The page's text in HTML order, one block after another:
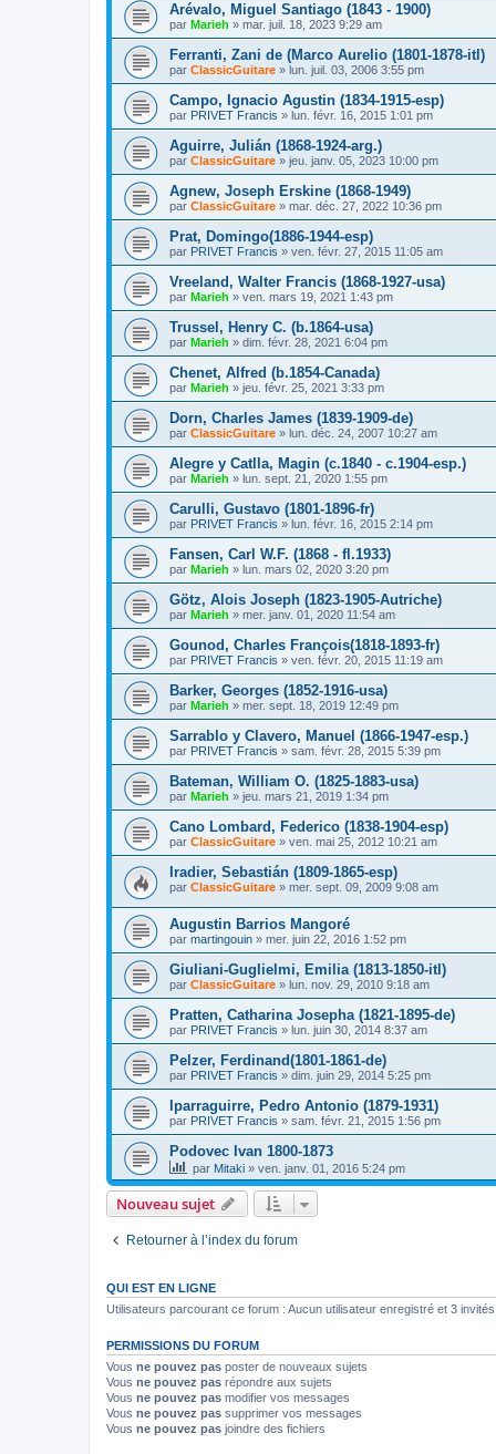
Arévalo, Miguel Santiago (1843 - 1900)
par Marieh » mar. juil. 18, 2023 9:29 am
Ferranti, Zani de (Marco Aurelio (1801-1878-itl)
par ClassicGuitare » lun. juil. 03, 2006 3:55 pm
Campo, Ignacio Agustin (1834-1915-esp)
par PRIVET Francis » lun. févr. 16, 2015 1:01 pm
Aguirre, Julián (1868-1924-arg.)
par ClassicGuitare » jeu. janv. 05, 2023 10:00 pm
Agnew, Joseph Erskine (1868-1949)
par ClassicGuitare » mar. déc. 27, 2022 10:36 pm
Prat, Domingo(1886-1944-esp)
par PRIVET Francis » ven. févr. 27, 2015 11:05 am
Vreeland, Walter Francis (1868-1927-usa)
par Marieh » ven. mars 19, 2021 1:43 pm
Trussel, Henry C. (b.1864-usa)
par Marieh » dim. févr. 28, 2021 6:04 pm
Chenet, Alfred (b.1854-Canada)
par Marieh » jeu. févr. 25, 2021 3:33 pm
Dorn, Charles James (1839-1909-de)
par ClassicGuitare » lun. déc. 24, 2007 10:27 am
Alegre y Catlla, Magin (c.1840 - c.1904-esp.)
par Marieh » lun. sept. 21, 2020 1:55 pm
Carulli, Gustavo (1801-1896-fr)
par PRIVET Francis » lun. févr. 16, 2015 2:14 pm
Fansen, Carl W.F. (1868 - fl.1933)
par Marieh » lun. mars 02, 2020 3:20 pm
Götz, Alois Joseph (1823-1905-Autriche)
par Marieh » mer. janv. 01, 2020 11:54 am
Gounod, Charles François(1818-1893-fr)
par PRIVET Francis » ven. févr. 20, 2015 11:19 am
Barker, Georges (1852-1916-usa)
par Marieh » mer. sept. 18, 2019 12:49 pm
Sarrablo y Clavero, Manuel (1866-1947-esp.)
par PRIVET Francis » sam. févr. 28, 2015 5:39 pm
Bateman, William O. (1825-1883-usa)
par Marieh » jeu. mars 21, 2019 1:34 pm
Cano Lombard, Federico (1838-1904-esp)
par ClassicGuitare » ven. mai 25, 2012 10:21 am
Iradier, Sebastián (1809-1865-esp)
par ClassicGuitare » mer. sept. 09, 2009 9:08 am
Augustin Barrios Mangoré
par martingouin » mer. juin 22, 2016 1:52 pm
Giuliani-Guglielmi, Emilia (1813-1850-itl)
par ClassicGuitare » lun. nov. 29, 2010 9:18 am
Pratten, Catharina Josepha (1821-1895-de)
par PRIVET Francis » lun. juin 30, 2014 8:37 am
Pelzer, Ferdinand(1801-1861-de)
par PRIVET Francis » dim. juin 29, 2014 5:25 pm
Iparraguirre, Pedro Antonio (1879-1931)
par PRIVET Francis » sam. févr. 21, 2015 1:56 pm
Podovec Ivan 1800-1873
par Mitaki » ven. janv. 01, 2016 5:24 pm
Nouveau sujet
Retourner à l’index du forum
QUI EST EN LIGNE
Utilisateurs parcourant ce forum : Aucun utilisateur enregistré et 3 invités
PERMISSIONS DU FORUM
Vous ne pouvez pas poster de nouveaux sujets
Vous ne pouvez pas répondre aux sujets
Vous ne pouvez pas modifier vos messages
Vous ne pouvez pas supprimer vos messages
Vous ne pouvez pas joindre des fichiers